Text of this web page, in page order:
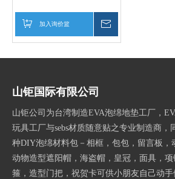
加入询价篮
山钜国际有限公司
山钜公司为台湾制造EVA泡绵地垫工厂，
玩具工厂与sebs材质随意贴之专业制造商，
种DIY泡绵材料包－相框，包包，留言板，
动物造型遮阳帽，海盗帽，皇冠，面具，
箍，造型门把，祝贺卡可供小朋友自己动